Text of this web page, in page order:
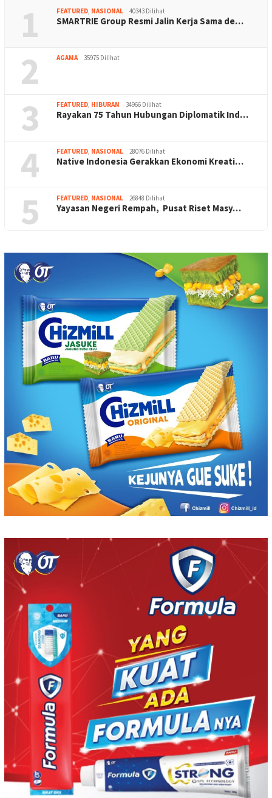
1 FEATURED, NASIONAL 40343 Dilihat
SMARTRIE Group Resmi Jalin Kerja Sama de…
2 AGAMA 35975 Dilihat
3 FEATURED, HIBURAN 34966 Dilihat
Rayakan 75 Tahun Hubungan Diplomatik Ind…
4 FEATURED, NASIONAL 28076 Dilihat
Native Indonesia Gerakkan Ekonomi Kreati…
5 FEATURED, NASIONAL 26848 Dilihat
Yayasan Negeri Rempah, Pusat Riset Masy…